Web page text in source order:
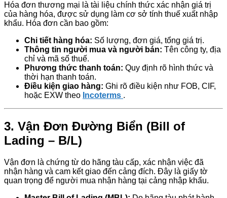
Hóa đơn thương mại là tài liệu chính thức xác nhận giá trị
của hàng hóa, được sử dụng làm cơ sở tính thuế xuất nhập
khẩu. Hóa đơn cần bao gồm:
Chi tiết hàng hóa: Số lượng, đơn giá, tổng giá trị.
Thông tin người mua và người bán: Tên công ty, địa
chỉ và mã số thuế.
Phương thức thanh toán: Quy định rõ hình thức và
thời hạn thanh toán.
Điều kiện giao hàng: Ghi rõ điều kiện như FOB, CIF,
hoặc EXW theo Incoterms .
3. Vận Đơn Đường Biển (Bill of
Lading – B/L)
Vận đơn là chứng từ do hãng tàu cấp, xác nhận việc đã
nhận hàng và cam kết giao đến cảng đích. Đây là giấy tờ
quan trọng để người mua nhận hàng tại cảng nhập khẩu.